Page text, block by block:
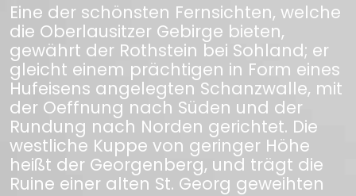
Eine der schönsten Fernsichten, welche
die Oberlausitzer Gebirge bieten,
gewährt der Rothstein bei Sohland; er
gleicht einem prächtigen in Form eines
Hufeisens angelegten Schanzwalle, mit
der Oeffnung nach Süden und der
Rundung nach Norden gerichtet. Die
westliche Kuppe von geringer Höhe
heißt der Georgenberg, und trägt die
Ruine einer alten St. Georg geweihten